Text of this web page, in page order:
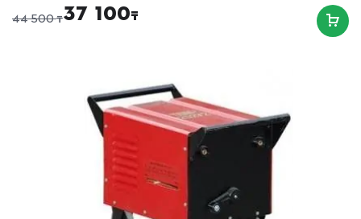
44 500₸37 100₸